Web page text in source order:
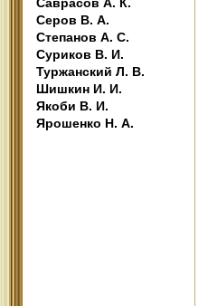
Серов В. А.
Степанов А. С.
Суриков В. И.
Туржанский Л. В.
Шишкин И. И.
Якоби В. И.
Ярошенко Н. А.